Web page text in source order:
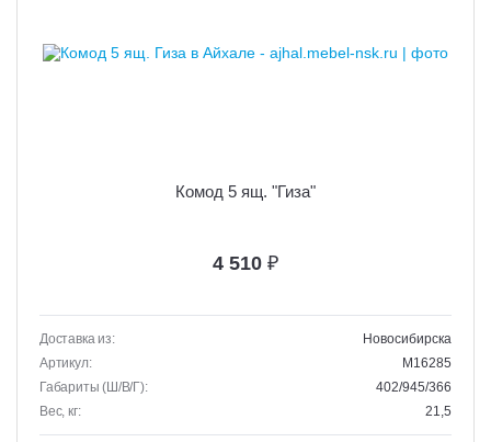
Комод 5 ящ. "Гиза"
4 510 ₽
Доставка из:
Новосибирска
Артикул:
M16285
Габариты (Ш/В/Г):
402/945/366
Вес, кг:
21,5